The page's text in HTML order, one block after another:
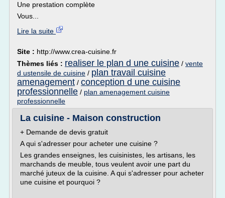
Une prestation complète
Vous...
Lire la suite
Site : http://www.crea-cuisine.fr
Thèmes liés : realiser le plan d une cuisine / vente
d ustensile de cuisine / plan travail cuisine
amenagement / conception d une cuisine
professionnelle / plan amenagement cuisine
professionnelle
La cuisine - Maison construction
+ Demande de devis gratuit
A qui s'adresser pour acheter une cuisine ?
Les grandes enseignes, les cuisinistes, les artisans, les
marchands de meuble, tous veulent avoir une part du
marché juteux de la cuisine. A qui s'adresser pour acheter
une cuisine et pourquoi ?